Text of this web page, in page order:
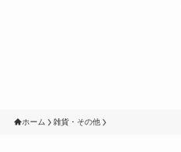
ホーム 雑貨・その他